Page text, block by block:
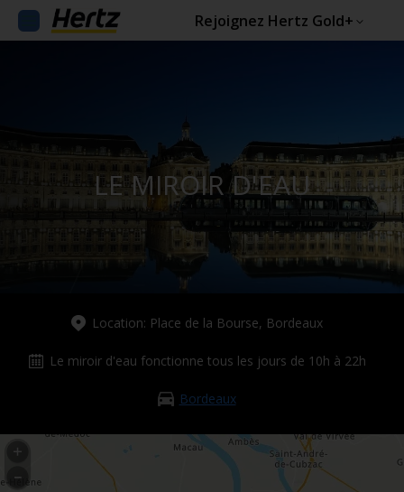
Rejoignez Hertz Gold+
LE MIROIR D'EAU
Location: Place de la Bourse, Bordeaux
Le miroir d'eau fonctionne tous les jours de 10h à 22h
Bordeaux